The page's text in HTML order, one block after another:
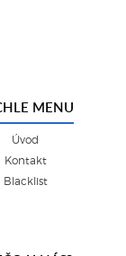
MENU
Úvod
Kontakt
Blacklist